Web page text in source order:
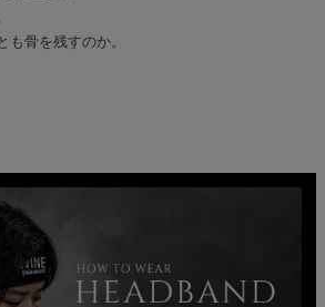
も骨を残すのか。